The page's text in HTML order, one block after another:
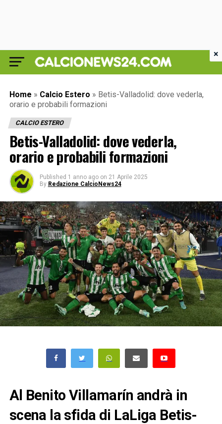
Home » Calcio Estero » Betis-Valladolid: dove vederla,
orario e probabili formazioni
CALCIO ESTERO
Betis-Valladolid: dove vederla,
orario e probabili formazioni
Published 1 anno ago on 21 Aprile 2025
By Redazione CalcioNews24
Al Benito Villamarín andrà in
scena la sfida di LaLiga Betis-
×